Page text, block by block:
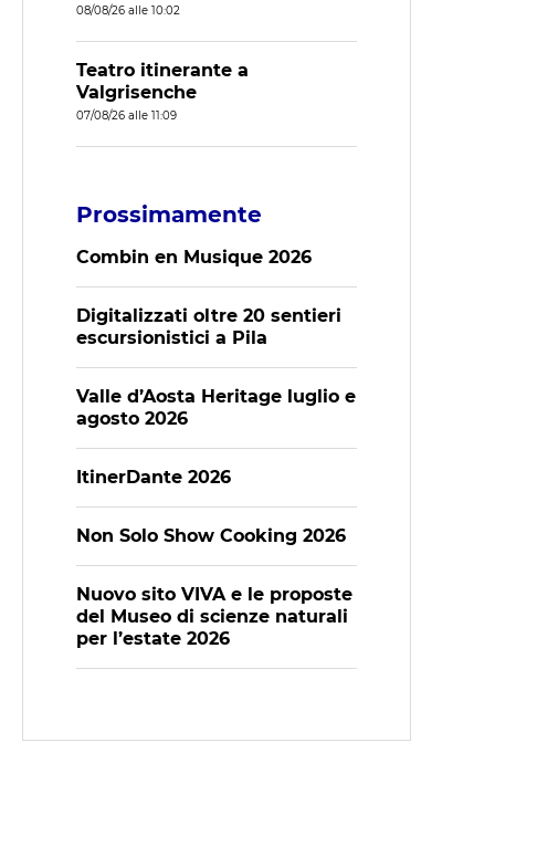
08/08/26 alle 10:02
Teatro itinerante a
Valgrisenche
07/08/26 alle 11:09
Prossimamente
Combin en Musique 2026
Digitalizzati oltre 20 sentieri
escursionistici a Pila
Valle d’Aosta Heritage luglio e
agosto 2026
ItinerDante 2026
Non Solo Show Cooking 2026
Nuovo sito VIVA e le proposte
del Museo di scienze naturali
per l’estate 2026